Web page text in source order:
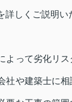
しくご説明い
よって劣化リ
社や建築士に